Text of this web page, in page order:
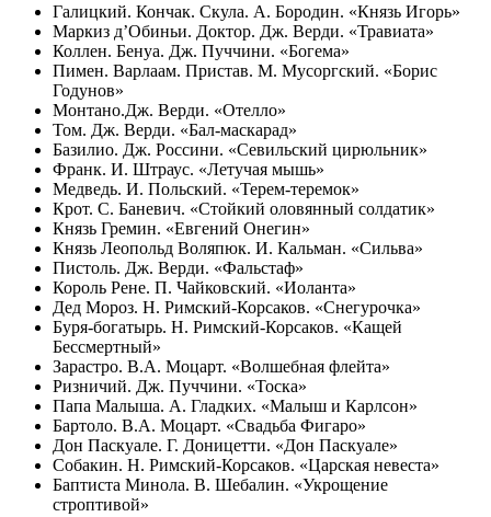
Галицкий. Кончак. Скула. А. Бородин. «Князь Игорь»
Маркиз д’Обиньи. Доктор. Дж. Верди. «Травиата»
Коллен. Бенуа. Дж. Пуччини. «Богема»
Пимен. Варлаам. Пристав. М. Мусоргский. «Борис
Годунов»
Монтано.Дж. Верди. «Отелло»
Том. Дж. Верди. «Бал-маскарад»
Базилио. Дж. Россини. «Севильский цирюльник»
Франк. И. Штраус. «Летучая мышь»
Медведь. И. Польский. «Терем-теремок»
Крот. С. Баневич. «Стойкий оловянный солдатик»
Князь Гремин. «Евгений Онегин»
Князь Леопольд Воляпюк. И. Кальман. «Сильва»
Пистоль. Дж. Верди. «Фальстаф»
Король Рене. П. Чайковский. «Иоланта»
Дед Мороз. Н. Римский-Корсаков. «Снегурочка»
Буря-богатырь. Н. Римский-Корсаков. «Кащей
Бессмертный»
Зарастро. В.А. Моцарт. «Волшебная флейта»
Ризничий. Дж. Пуччини. «Тоска»
Папа Малыша. А. Гладких. «Малыш и Карлсон»
Бартоло. В.А. Моцарт. «Свадьба Фигаро»
Дон Паскуале. Г. Доницетти. «Дон Паскуале»
Собакин. Н. Римский-Корсаков. «Царская невеста»
Баптиста Минола. В. Шебалин. «Укрощение
строптивой»